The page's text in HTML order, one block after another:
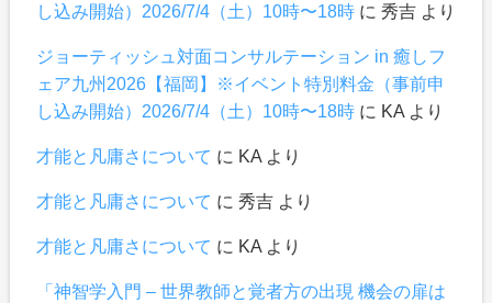
し込み開始）2026/7/4（土）10時〜18時に 秀吉より
ジョーティッシュ対面コンサルテーション in 癒しフ
ェア九州2026【福岡】※イベント特別料金（事前申
し込み開始）2026/7/4（土）10時〜18時に KAより
才能と凡庸さについて に KAより
才能と凡庸さについて に 秀吉より
才能と凡庸さについて に KAより
「神智学入門 – 世界教師と覚者方の出現 機会の扉は